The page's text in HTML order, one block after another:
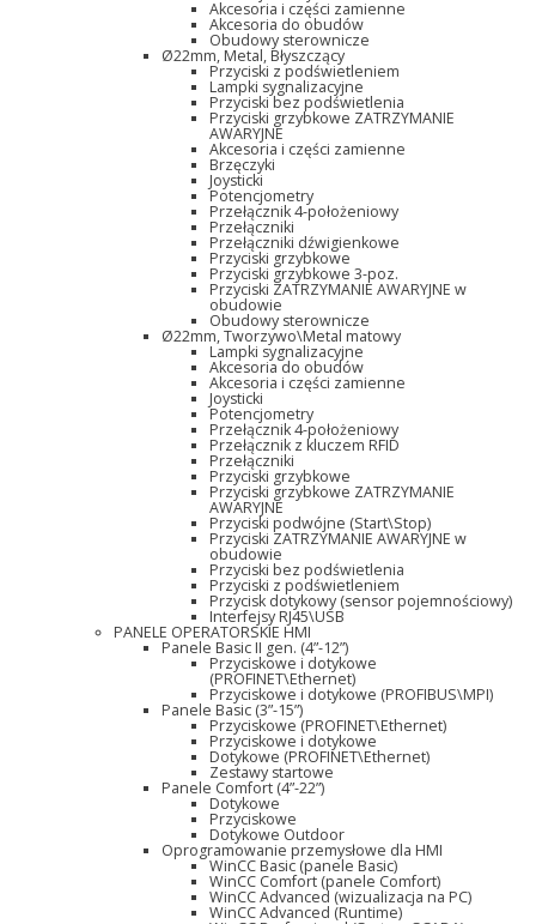
Akcesoria i części zamienne
Akcesoria do obudów
Obudowy sterownicze
Ø22mm, Metal, Błyszczący
Przyciski z podświetleniem
Lampki sygnalizacyjne
Przyciski bez podświetlenia
Przyciski grzybkowe ZATRZYMANIE
AWARYJNE
Akcesoria i części zamienne
Brzęczyki
Joysticki
Potencjometry
Przełącznik 4-położeniowy
Przełączniki
Przełączniki dźwigienkowe
Przyciski grzybkowe
Przyciski grzybkowe 3-poz.
Przyciski ZATRZYMANIE AWARYJNE w
obudowie
Obudowy sterownicze
Ø22mm, Tworzywo\Metal matowy
Lampki sygnalizacyjne
Akcesoria do obudów
Akcesoria i części zamienne
Joysticki
Potencjometry
Przełącznik 4-położeniowy
Przełącznik z kluczem RFID
Przełączniki
Przyciski grzybkowe
Przyciski grzybkowe ZATRZYMANIE
AWARYJNE
Przyciski podwójne (Start\Stop)
Przyciski ZATRZYMANIE AWARYJNE w
obudowie
Przyciski bez podświetlenia
Przyciski z podświetleniem
Przycisk dotykowy (sensor pojemnościowy)
Interfejsy RJ45\USB
PANELE OPERATORSKIE HMI
Panele Basic II gen. (4”-12”)
Przyciskowe i dotykowe
(PROFINET\Ethernet)
Przyciskowe i dotykowe (PROFIBUS\MPI)
Panele Basic (3”-15”)
Przyciskowe (PROFINET\Ethernet)
Przyciskowe i dotykowe
Dotykowe (PROFINET\Ethernet)
Zestawy startowe
Panele Comfort (4”-22”)
Dotykowe
Przyciskowe
Dotykowe Outdoor
Oprogramowanie przemysłowe dla HMI
WinCC Basic (panele Basic)
WinCC Comfort (panele Comfort)
WinCC Advanced (wizualizacja na PC)
WinCC Advanced (Runtime)